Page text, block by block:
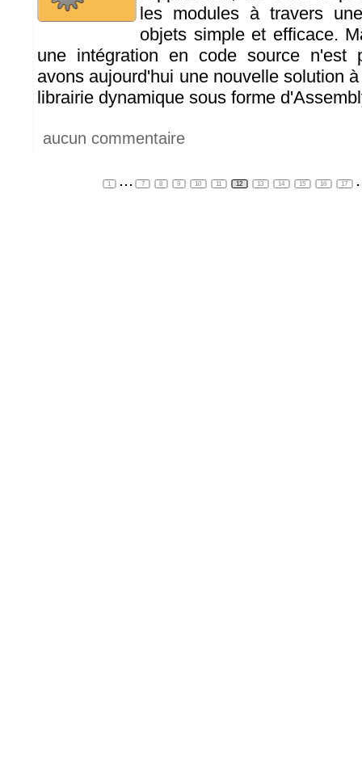
les modules à travers
objets simple et efficace.
une intégration en code source n'est
avons aujourd'hui une nouvelle solution
librairie dynamique sous forme
aucun commentaire
1 ... 7 8 9 10 11 12 13 14 15 16 17